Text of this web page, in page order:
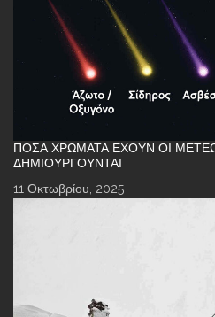
ΠΌΣΑ ΧΡΏΜΑΤΑ ΈΧΟΥΝ ΟΙ
ΔΗΜΙΟΥΡΓΟΎΝΤΑΙ
11 Οκτωβρίου, 2025